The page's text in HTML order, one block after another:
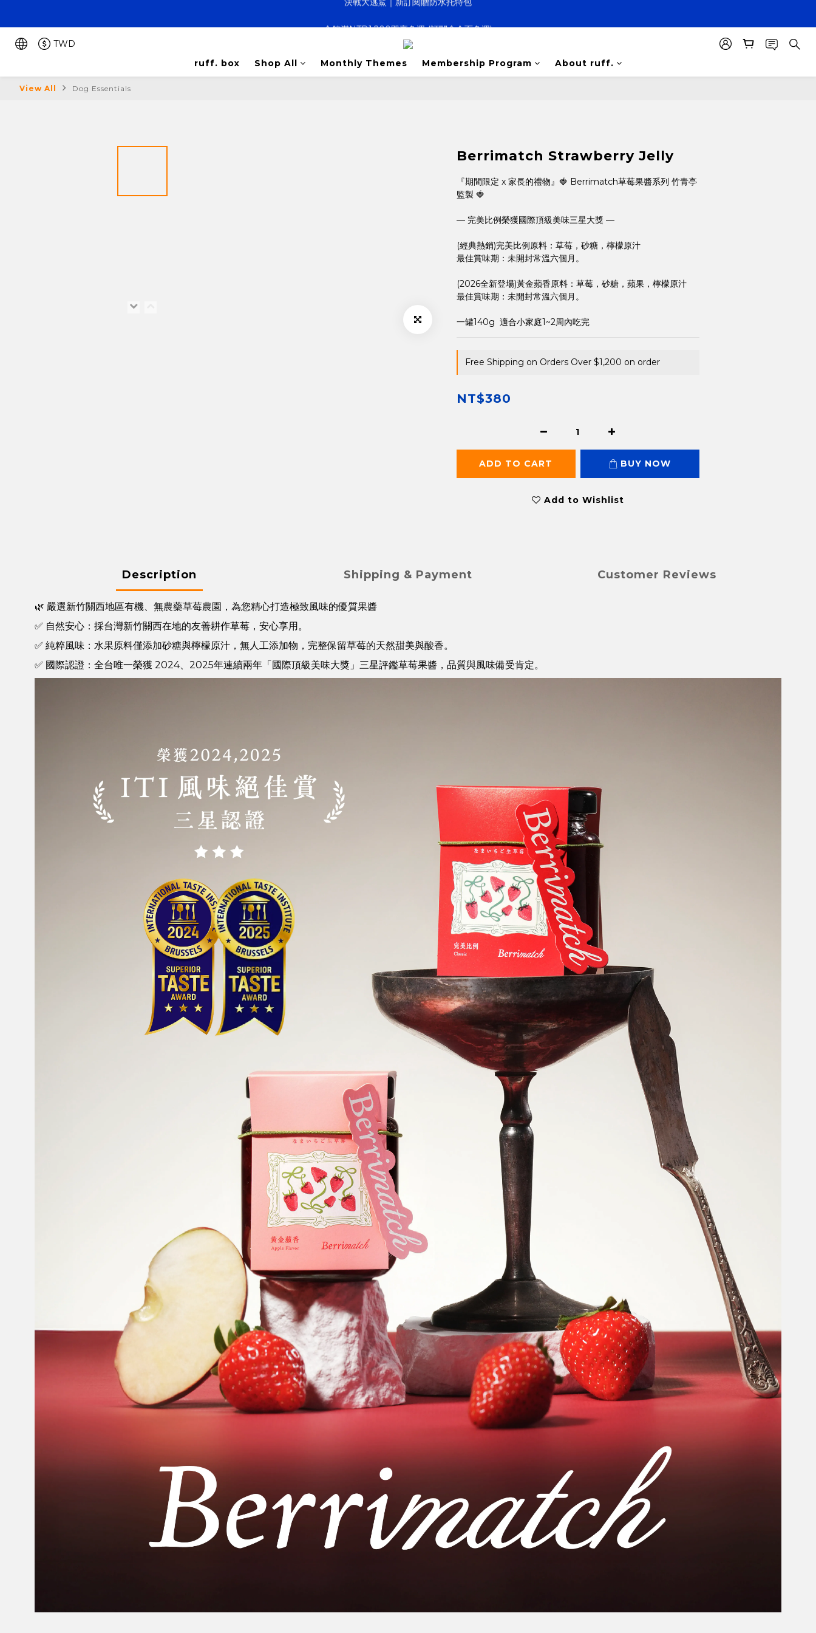
寵壞計畫｜客製化服務｜快速出貨
決戰大逃鯊｜新訂閱贈防水托特包
TWD
ruff. box
Shop All Monthly Themes Membership Program About ruff.
View All Dog Essentials
Berrimatch Strawberry Jelly
『期間限定 x 家長的禮物』🍓 Berrimatch草莓果醬系列 竹青亭
監製 🍓
— 完美比例榮獲國際頂級美味三星大獎 —
(經典熱銷)完美比例原料：草莓，砂糖，檸檬原汁
最佳賞味期：未開封常溫六個月。
(2026全新登場)黃金蘋香原料：草莓，砂糖，蘋果，檸檬原汁
最佳賞味期：未開封常溫六個月。
一罐140g  適合小家庭1~2周內吃完
Free Shipping on Orders Over $1,200 on order
NT$380
ADD TO CART BUY NOW
Add to Wishlist
Description Shipping & Payment Customer Reviews
🌿 嚴選新竹關西地區有機、無農藥草莓農園，為您精心打造極致風味的優質果醬
✅ 自然安心：採台灣新竹關西在地的友善耕作草莓，安心享用。
✅ 純粹風味：水果原料僅添加砂糖與檸檬原汁，無人工添加物，完整保留草莓的天然甜美與酸香。
✅ 國際認證：全台唯一榮獲 2024、2025年連續兩年「國際頂級美味大獎」三星評鑑草莓果醬，品質與風味備受肯定。